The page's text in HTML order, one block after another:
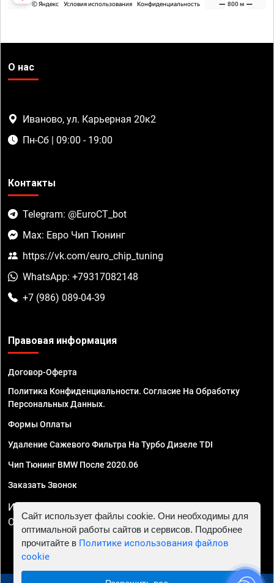
О нас
Иваново, ул. Карьерная 20к2
Пн-Сб | 09:00 - 19:00
Контакты
Telegram: @EuroCT_bot
Max: Евро Чип Тюнинг
https://vk.com/euro_chip_tuning
WhatsApp: +79317082148
+7 (986) 089-04-39
Правовая информация
Договор-Оферта
Политика Конфиденциальности. Согласие На Обработку
Персональных Данных.
Формы Оплаты
Удаление Сажевого Фильтра На Турбо Дизеле TDI
Чип Тюнинг BMW После 2020.06
Заказать Звонок
ИП Смирнов Георгий Павлович. ИНН 781302555843,
ОГРНИП 324470400032610
Сайт использует файлы cookie. Они необходимы для
оптимальной работы сайтов и сервисов. Подробнее
прочитайте в Политике использования файлов
cookie